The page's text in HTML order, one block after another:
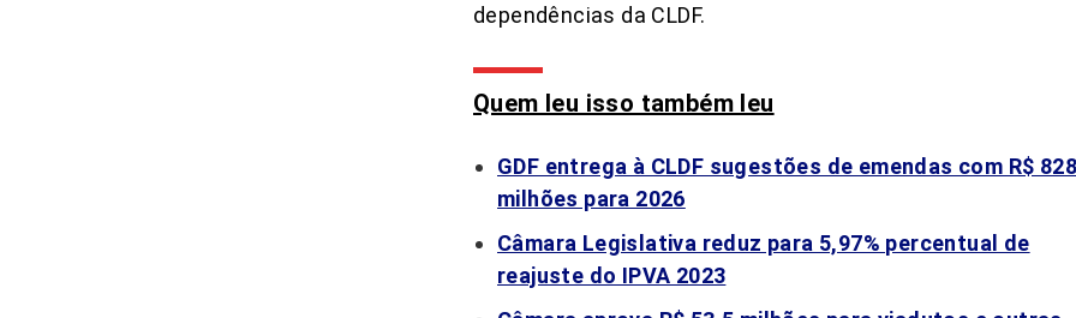
dependências da CLDF.
Quem leu isso também leu
GDF entrega à CLDF sugestões de emendas com R$ 828
milhões para 2026
Câmara Legislativa reduz para 5,97% percentual de
reajuste do IPVA 2023